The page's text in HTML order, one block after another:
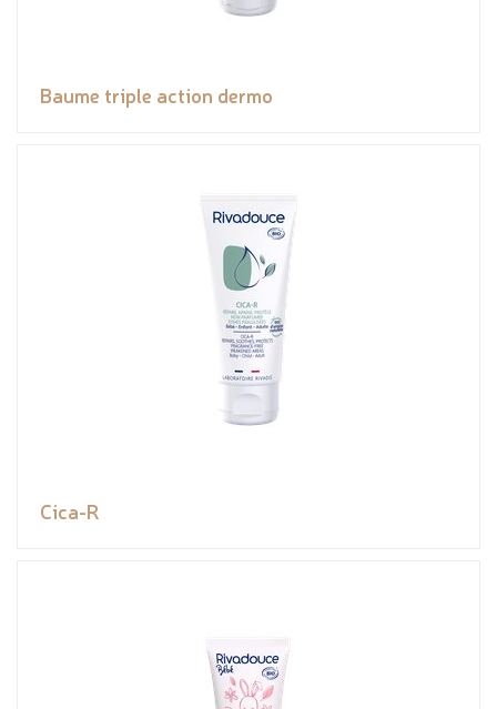
Baume triple action dermo
Cica-R